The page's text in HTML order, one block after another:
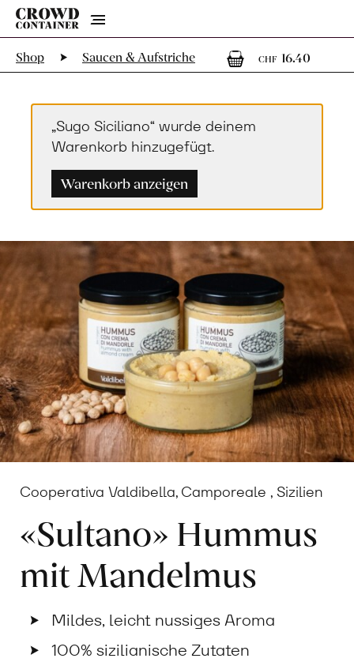
Menu
Shop Saucen & Aufstriche
CHF 16.401
„Sugo Siciliano“ wurde deinem
Warenkorb hinzugefügt.
Warenkorb anzeigen
Cooperativa Valdibella, Camporeale , Sizilien
«Sultano» Hummus
mit Mandelmus
Mildes, leicht nussiges Aroma
100% sizilianische Zutaten